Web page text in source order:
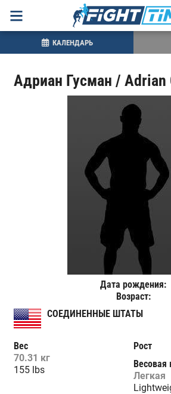
Адриан Гусман / Adrian
Дата рождения:
Возраст:
СОЕДИНЕННЫЕ ШТАТЫ
Вес
70.31 кг
155 lbs
Рост
Весовая
Легкая
КАЛЕНДАРЬ